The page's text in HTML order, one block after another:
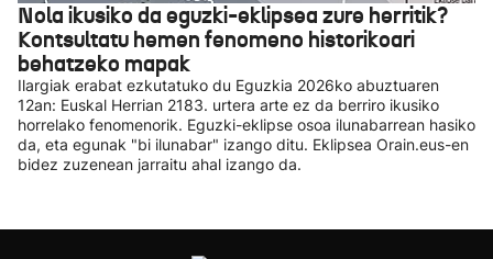
Nola ikusiko da eguzki-eklipsea zure herritik?
Kontsultatu hemen fenomeno historikoari
behatzeko mapak
Ilargiak erabat ezkutatuko du Eguzkia 2026ko abuztuaren
12an: Euskal Herrian 2183. urtera arte ez da berriro ikusiko
horrelako fenomenorik. Eguzki-eklipse osoa ilunabarrean hasiko
da, eta egunak "bi ilunabar" izango ditu. Eklipsea Orain.eus-en
bidez zuzenean jarraitu ahal izango da.